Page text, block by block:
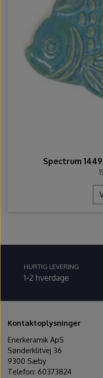
Spectrum
HURTIG LEVERING
1-2 hverdage
Kontaktoplysninger
Enerkeramik ApS
Sønderklitvej 36
9300 Sæby
Telefon: 60373824